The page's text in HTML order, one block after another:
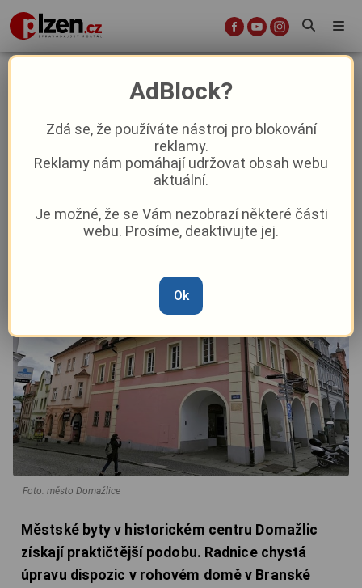
Domažlice vylepší městské bydlení:
Rohový dům u náměstí čeká
přestavba bytů
Aktuality Z kraje
Anna Raková –20. 5. 17:42
Foto: město Domažlice
Městské byty v historickém centru Domažlic
získají praktičtější podobu. Radnice chystá
úpravu dispozic v rohovém domě v Branské
AdBlock?
Zdá se, že používáte nástroj pro blokování
reklamy.
Reklamy nám pomáhají udržovat obsah webu
aktuální.
Je možné, že se Vám nezobrazí některé části
webu. Prosíme, deaktivujte jej.
Ok